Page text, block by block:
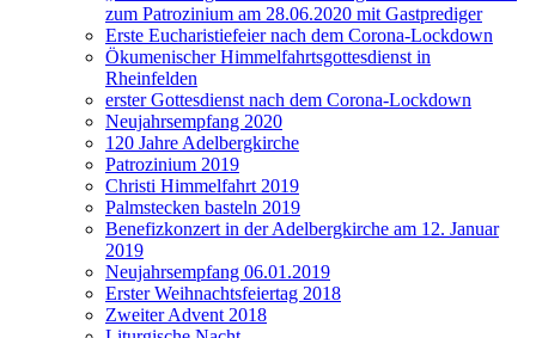
zum Patrozinium am 28.06.2020 mit Gastprediger
Erste Eucharistiefeier nach dem Corona-Lockdown
Ökumenischer Himmelfahrtsgottesdienst in
Rheinfelden
erster Gottesdienst nach dem Corona-Lockdown
Neujahrsempfang 2020
120 Jahre Adelbergkirche
Patrozinium 2019
Christi Himmelfahrt 2019
Palmstecken basteln 2019
Benefizkonzert in der Adelbergkirche am 12. Januar
2019
Neujahrsempfang 06.01.2019
Erster Weihnachtsfeiertag 2018
Zweiter Advent 2018